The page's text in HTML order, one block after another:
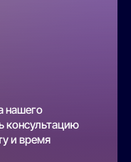
нашего
консультацию
и время